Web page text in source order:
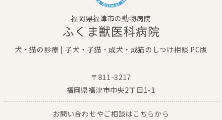
福岡県福津市の動物病院
ふくま獣医科病院
犬・猫の診療 | 子犬・子猫・成犬・成猫のしつけ相談 PC版
〒811-3217
福岡県福津市中央2丁目1-1
お問い合わせやご相談はこちらから